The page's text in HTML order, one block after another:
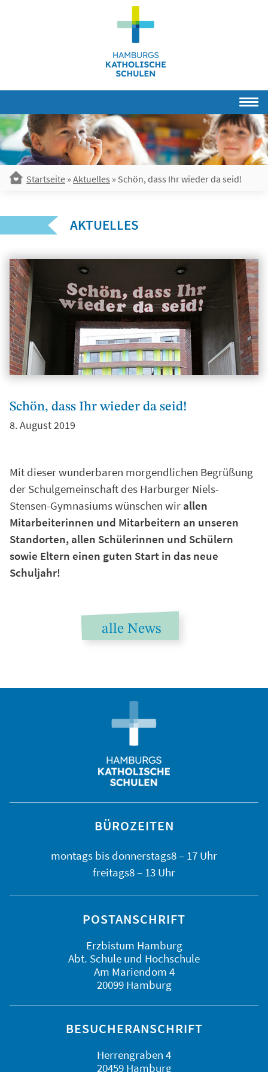
Startseite » Aktuelles » Schön, dass Ihr wieder da seid!
AKTUELLES
Schön, dass Ihr wieder da seid!
8. August 2019
Mit dieser wunderbaren morgendlichen Begrüßung
der Schulgemeinschaft des Harburger Niels-
Stensen-Gymnasiums wünschen wir allen
Mitarbeiterinnen und Mitarbeitern an unseren
Standorten, allen Schülerinnen und Schülern
sowie Eltern einen guten Start in das neue
Schuljahr!
alle News
BÜROZEITEN
montags bis donnerstags8 – 17 Uhr
freitags8 – 13 Uhr
POSTANSCHRIFT
Erzbistum Hamburg
Abt. Schule und Hochschule
Am Mariendom 4
20099 Hamburg
BESUCHERANSCHRIFT
Herrengraben 4
20459 Hamburg